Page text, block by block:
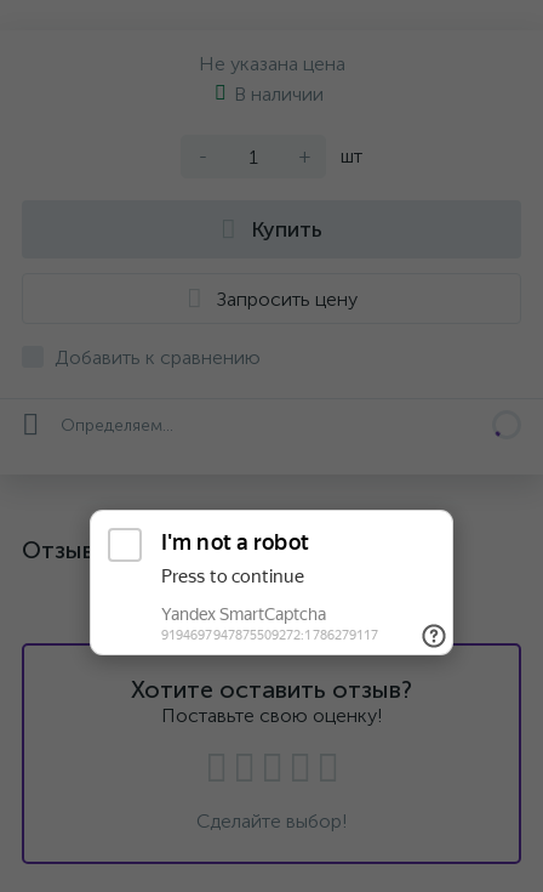
Не указана цена
В наличии
- + шт
Купить
Запросить цену
Добавить к сравнению
Определяем...
Отзывы
Хотите оставить отзыв?
Поставьте свою оценку!
Сделайте выбор!